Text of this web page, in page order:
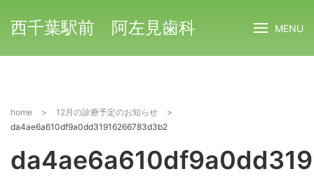
西千葉駅前 阿左見歯科 MENU
home > 12月の診療予定のお知らせ
>
da4ae6a610df9a0dd31916266783d3b2